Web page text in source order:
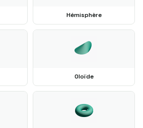
Hémisphère
Oloïde